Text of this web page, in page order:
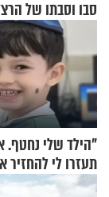
סבו וסבתו של
"הילד שלי נחטף.
תעזרו לי להחזיר
של יובל בן ה-4 בריאיון דומע